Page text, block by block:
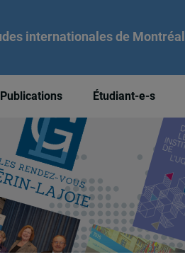
internationales de
Publications Étudiant-e-s